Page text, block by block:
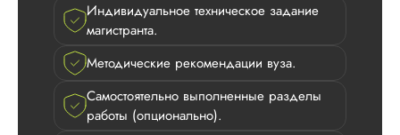
Индивидуальное техническое задание
магистранта.
Методические рекомендации вуза.
Самостоятельно выполненные разделы
работы (опционально).